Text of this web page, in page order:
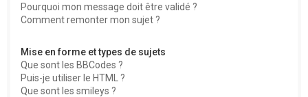
Pourquoi mon message doit être validé ?
Comment remonter mon sujet ?
Mise en forme et types de sujets
Que sont les BBCodes ?
Puis-je utiliser le HTML ?
Que sont les smileys ?